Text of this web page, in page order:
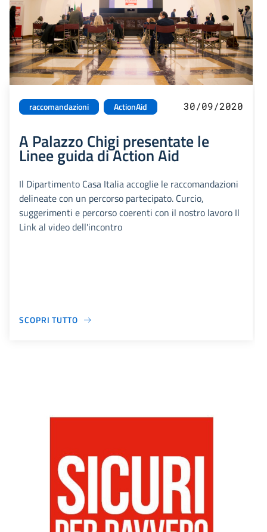
raccomandazioni ActionAid 30/09/2020
A Palazzo Chigi presentate le
Linee guida di Action Aid
Il Dipartimento Casa Italia accoglie le raccomandazioni
delineate con un percorso partecipato. Curcio,
suggerimenti e percorso coerenti con il nostro lavoro Il
Link al video dell'incontro
SCOPRI TUTTO